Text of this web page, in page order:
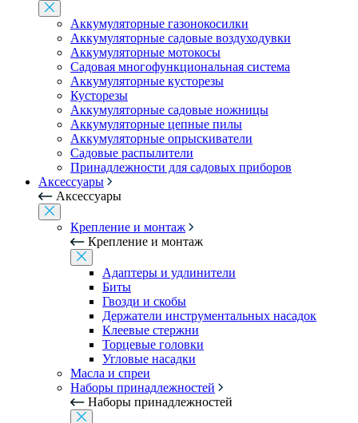
Аккумуляторные газонокосилки
Аккумуляторные садовые воздуходувки
Аккумуляторные мотокосы
Садовая многофункциональная система
Аккумуляторные кусторезы
Кусторезы
Аккумуляторные садовые ножницы
Аккумуляторные цепные пилы
Аккумуляторные опрыскиватели
Садовые распылители
Принадлежности для садовых приборов
Аксессуары
Аксессуары
Крепление и монтаж
Крепление и монтаж
Адаптеры и удлинители
Биты
Гвозди и скобы
Держатели инструментальных насадок
Клеевые стержни
Торцевые головки
Угловые насадки
Масла и спреи
Наборы принадлежностей
Наборы принадлежностей